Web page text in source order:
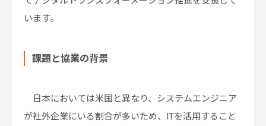
います。
課題と協業の背景
日本においては米国と異なり、システムエンジニア
が社外企業にいる割合が多いため、ITを活用すること